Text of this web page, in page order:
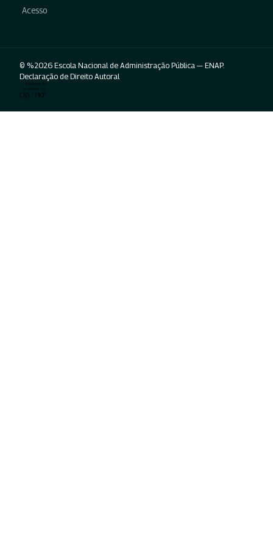
Acesso
© %2026 Escola Nacional de Administração Pública — ENAP.
Declaração de Direito Autoral